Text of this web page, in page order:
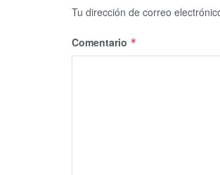
Tu dirección de correo
Comentario *